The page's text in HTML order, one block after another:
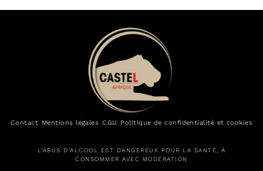
Contact Mentions légales CGU Politique de confidentialité et cookies
L’ABUS D’ALCOOL EST DANGEREUX POUR LA SANTÉ, À
CONSOMMER AVEC MODÉRATION